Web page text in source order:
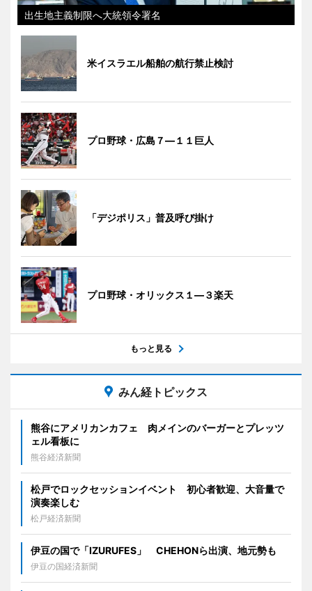
出生地主義制限へ大統領令署名
米イスラエル船舶の航行禁止検討
プロ野球・広島７―１１巨人
「デジポリス」普及呼び掛け
プロ野球・オリックス１―３楽天
もっと見る
みん経トピックス
熊谷にアメリカンカフェ 肉メインのバーガーとプレッツ
ェル看板に
熊谷経済新聞
松戸でロックセッションイベント 初心者歓迎、大音量で
演奏楽しむ
松戸経済新聞
伊豆の国で「IZURUFES」 CHEHONら出演、地元勢も
伊豆の国経済新聞